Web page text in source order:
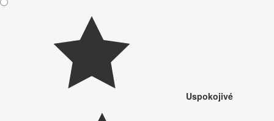
Uspokojivé